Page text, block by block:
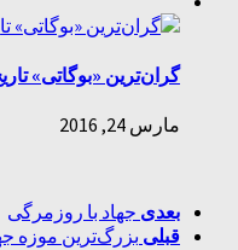
گران‌ترین «بوگاتی»
مارس 24, 2016
بعدی جهاد با روزمرگی
قبلی بزرگ‌ترین موزه‌